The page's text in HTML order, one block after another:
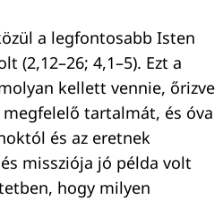
a legfontosabb Isten
(2,12–26; 4,1–5). Ezt a
kellett vennie, őrizve
tartalmát, és óva
és az eretnek
missziója jó példa volt
hogy milyen